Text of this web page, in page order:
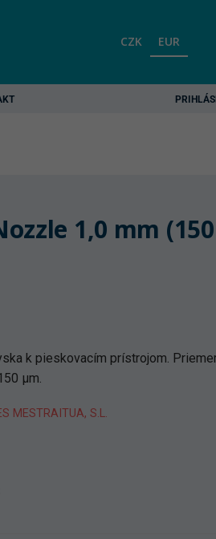
CZK EUR
1,0 mm (150
k pieskovacím prístrojom.
µm.
MESTRAITUA, S.L.